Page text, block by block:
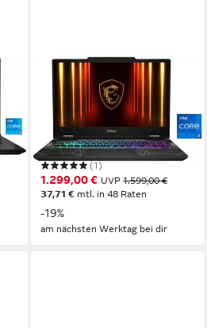
MSI
Cyborg 17 B13WFKG-233
Gaming-Notebook
17,3 Zoll Bildschirmdiagonale
Intel Core i7
Prozessor
GeForce RTX 5060 Grafikkarte
(1)
1.299,00 € UVP 1.599,00 €
37,71 € mtl. in 48 Raten
-19%
am nächsten Werktag bei dir